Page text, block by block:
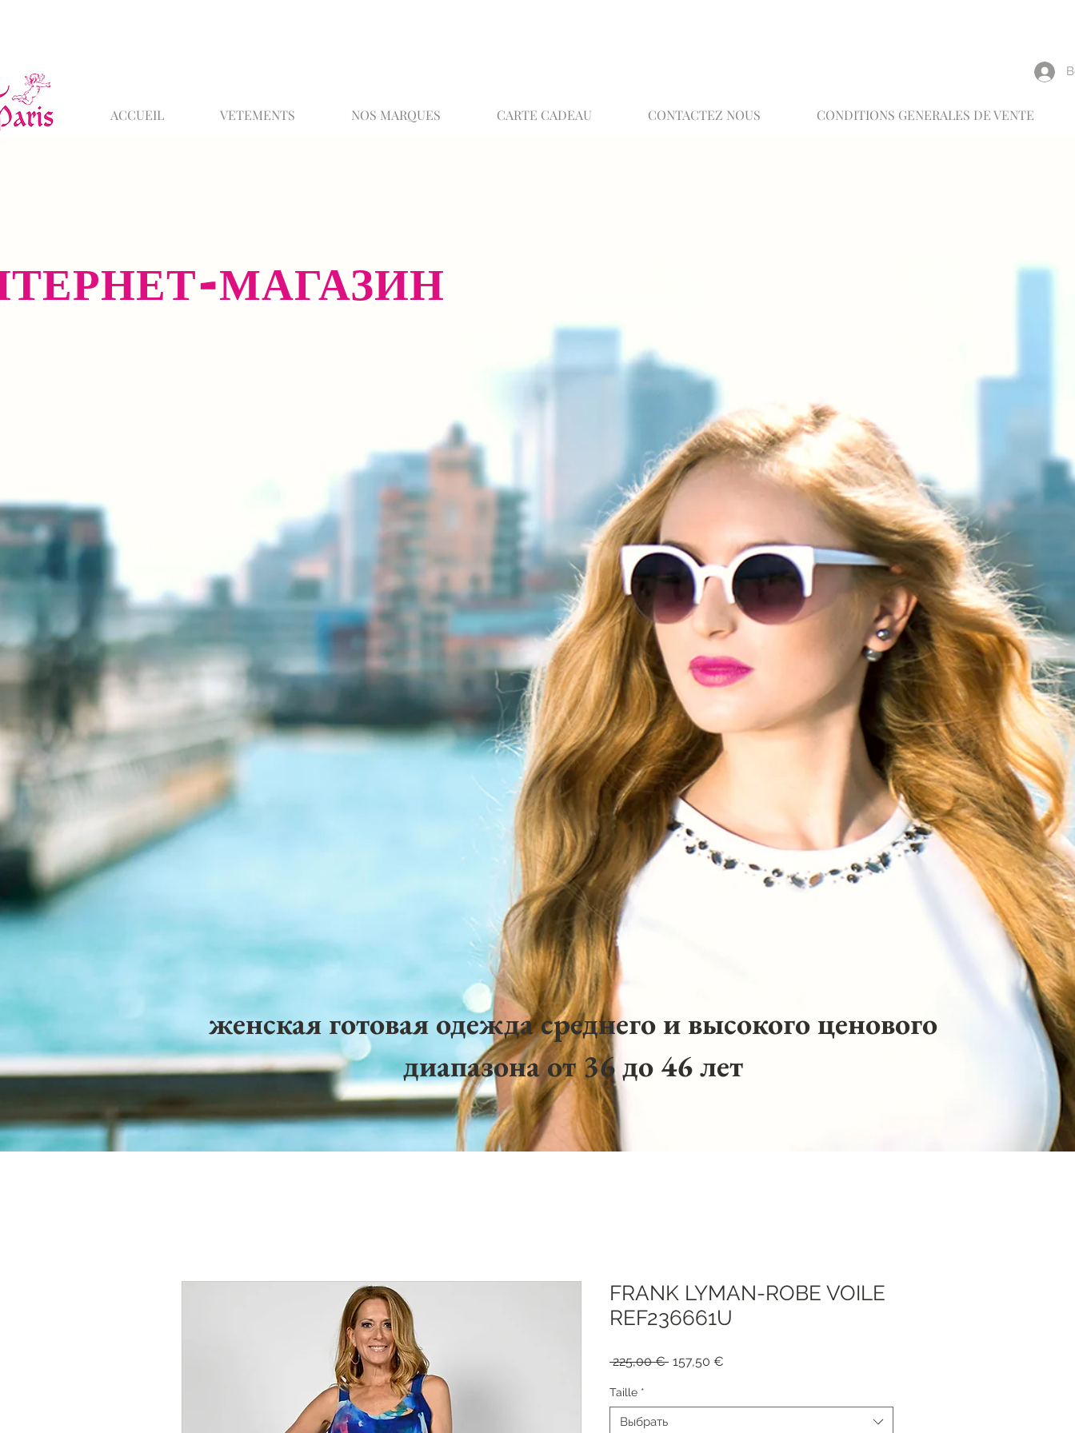
ACCUEIL VETEMENTS NOS MARQUES CARTE CADEAU CONTACTEZ NOUS CONDITIONS GENERALES DE VENTE
МАГАЗИН
женская готовая одежда среднего и высокого ценового
диапазона от 36 до 46 лет
FRANK LYMAN-ROBE VOILE
REF236661U
225,00 € Обычная
157,50 €
Taille *
Выбрать